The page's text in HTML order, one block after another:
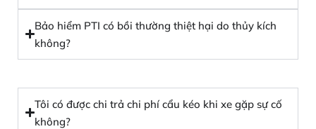
Bảo hiểm PTI có bồi thường thiệt hại do thủy kích
không?
Tôi có được chi trả chi phí cẩu kéo khi xe gặp sự cố
không?